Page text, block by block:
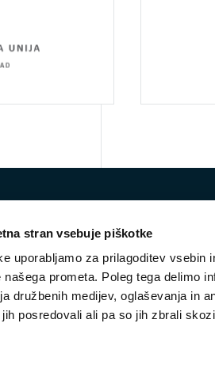
stran vsebuje piškotke
uporabljamo za prilagoditev vsebin
našega prometa. Poleg tega delimo
družbenih medijev, oglaševanja in
posredovali ali pa so jih zbrali